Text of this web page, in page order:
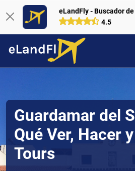
eLandFly - Buscador
4.5
Guardamar del
Qué Ver, Hacer
Tours